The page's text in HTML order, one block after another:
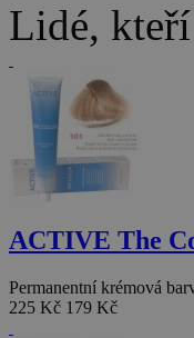
Lidé,
ACTIVE The
Permanentní krémová
225 Kč 179 Kč